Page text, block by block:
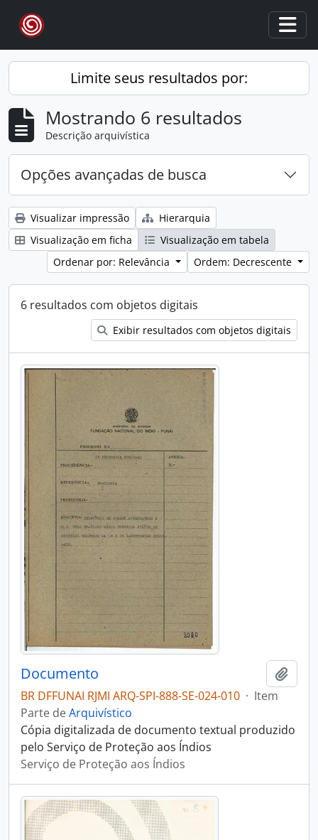
Skip to main content
Limite seus resultados por:
Mostrando 6 resultados
Descrição arquivística
Opções avançadas de busca
Visualizar impressão
Hierarquia
Visualização em ficha
Visualização em tabela
Ordenar por: Relevância
Ordem: Decrescente
6 resultados com objetos digitais
Exibir resultados com objetos digitais
Documento
BR DFFUNAI RJMI ARQ-SPI-888-SE-024-010 · Item
Parte deArquivístico
Cópia digitalizada de documento textual produzido
pelo Serviço de Proteção aos Índios
Serviço de Proteção aos Índios